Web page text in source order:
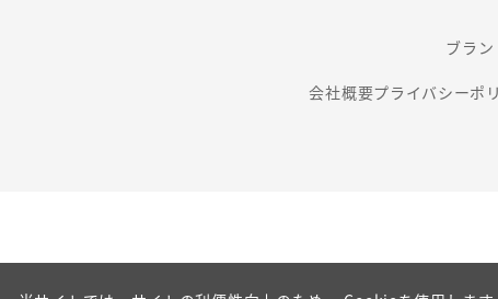
ブラン
会社概要プライバシーポ